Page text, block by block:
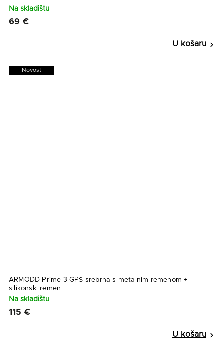
Na skladištu
69 €
Novost
ARMODD Prime 3 GPS srebrna s metalnim remenom +
silikonski remen
Na skladištu
115 €